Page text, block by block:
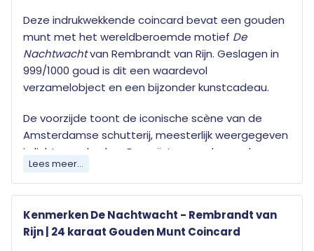
Deze indrukwekkende coincard bevat een gouden
munt met het wereldberoemde motief De
Nachtwachtvan Rembrandt van Rijn. Geslagen in
999/1000 goud is dit een waardevol
verzamelobject en een bijzonder kunstcadeau.
De voorzijde toont de iconische scène van de
Amsterdamse schutterij, meesterlijk weergegeven
in licht en schaduw. De geïntegreerde gouden
munt bevat een abstract detail van het schilderij.
Op de achterzijde vind je de numismatische
RembrandtsDe Nachtwachtis een van de
Lees meer...
Kenmerken De Nachtwacht - Rembrandt van
Rijn | 24 karaat Gouden Munt Coincard